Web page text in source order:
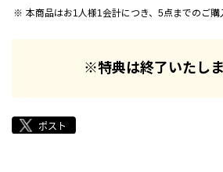
本商品はお1人様1会計につき、5点までのご購
※特典は終了いたしま